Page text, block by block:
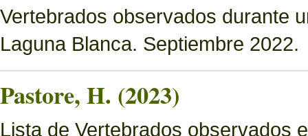
Vertebrados observados durante
Laguna Blanca. Septiembre 2022.
Pastore, H. (2023)
Lista de Vertebrados observados